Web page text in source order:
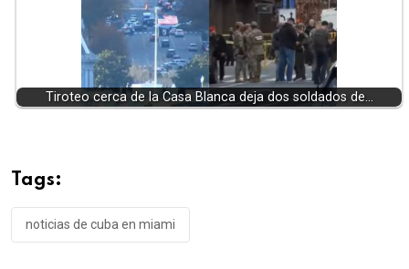
Tiroteo cerca de la Casa Blanca deja dos soldados de…
Tags:
noticias de cuba en miami